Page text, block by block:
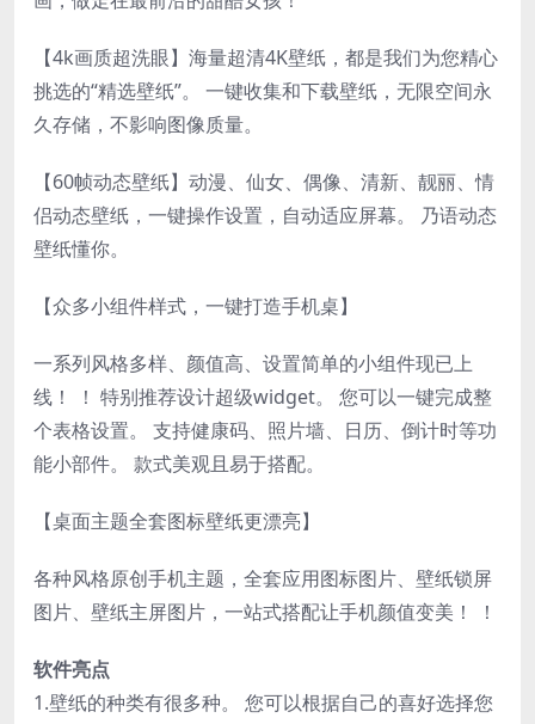
【4k画质超洗眼】海量超清4K壁纸，都是我们为您精心
挑选的“精选壁纸”。 一键收集和下载壁纸，无限空间永
久存储，不影响图像质量。
【60帧动态壁纸】动漫、仙女、偶像、清新、靓丽、情
侣动态壁纸，一键操作设置，自动适应屏幕。 乃语动态
壁纸懂你。
【众多小组件样式，一键打造手机桌】
一系列风格多样、颜值高、设置简单的小组件现已上
线！ ！ 特别推荐设计超级widget。 您可以一键完成整
个表格设置。 支持健康码、照片墙、日历、倒计时等功
能小部件。 款式美观且易于搭配。
【桌面主题全套图标壁纸更漂亮】
各种风格原创手机主题，全套应用图标图片、壁纸锁屏
图片、壁纸主屏图片，一站式搭配让手机颜值变美！ ！
软件亮点
1.壁纸的种类有很多种。 您可以根据自己的喜好选择您